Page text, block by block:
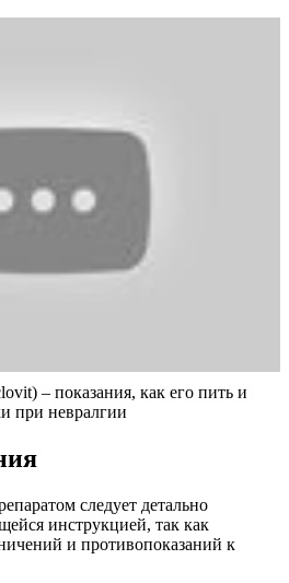
– показания, как его пить и
при невралгии
следует детально
инструкцией, так как
и противопоказаний к